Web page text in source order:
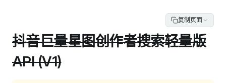
复制页面
抖音巨量星图创作者搜索轻量版
API (V1)